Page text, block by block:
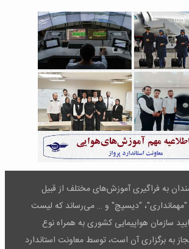
به فراگیری آموزش‌های مختلف از قبیل
"مهمانداری"، "دیسپچ" و … می‌رساند که لیست
سازمان هواپیمایی کشوری به همراه نوع
به برگزاری آن است، توسط معاونت استاندارد